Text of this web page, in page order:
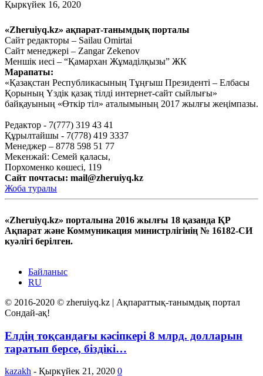
Қыркүйек 16, 2020
Ауыл шаруашылығын
дамытпай, бәсекеге қабілетті
экономика құру мүмкін емес
Қыркүйек 15, 2020
Тағы оқу
«Zheruiyq.kz» ақпарат-танымдық порталы
Сайт редакторы – Sailau Omirtai
Сайт менеджері – Zangar Zekenov
Меншік иесі – “Қамархан Жұмаділқызы” ЖК
Марапаты:
«Қазақстан Республикасының Тұңғыш Президенті – Елбасы
Қорының Үздік қазақ тілді интернет-сайт сыйлығы»
байқауының «Өткір тіл» аталымының 2017 жылғы жеңімпазы.
Редактор - 7(777) 319 43 41
Құрылтайшы - 7(778) 419 3337
Менеджер – 8778 598 51 77
Мекенжай: Семей қаласы,
Порхоменко көшесі, 119
Сайт почтасы: mail@zheruiyq.kz
Жоба туралы
«Zheruiyq.kz» порталына 2016 жылғы 18 қазанда ҚР
Ақпарат және Коммуникация министрлігінің № 16182-СИ
куәлігі берілген.
Байланыс
RU
© 2016-2020 © zheruiyq.kz | Ақпараттық-танымдық портал
Сондай-ақ!
Елдің тоқсандағы кәсіпкері 8 млрд. долларын
таратып берсе, біздікі…
kazakh - Қыркүйек 21, 2020 0